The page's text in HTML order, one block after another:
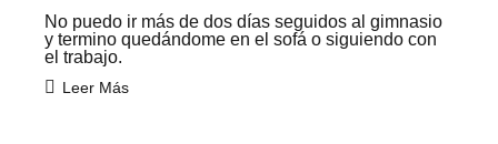
No puedo ir más de dos días seguidos al gimnasio
y termino quedándome en el sofá o siguiendo con
el trabajo.
Leer Más